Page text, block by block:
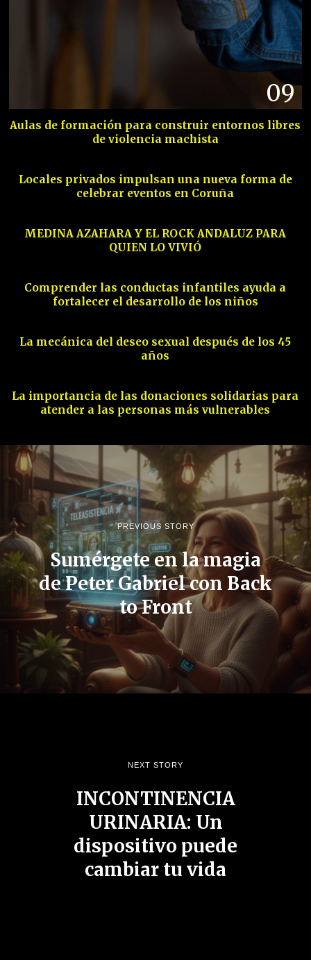
09
Aulas de formación para construir entornos libres
de violencia machista
Locales privados impulsan una nueva forma de
celebrar eventos en Coruña
MEDINA AZAHARA Y EL ROCK ANDALUZ PARA
QUIEN LO VIVIÓ
Comprender las conductas infantiles ayuda a
fortalecer el desarrollo de los niños
La mecánica del deseo sexual después de los 45
años
La importancia de las donaciones solidarias para
atender a las personas más vulnerables
PREVIOUS STORY
Sumérgete en la magia
de Peter Gabriel con Back
to Front
NEXT STORY
INCONTINENCIA
URINARIA: Un
dispositivo puede
cambiar tu vida